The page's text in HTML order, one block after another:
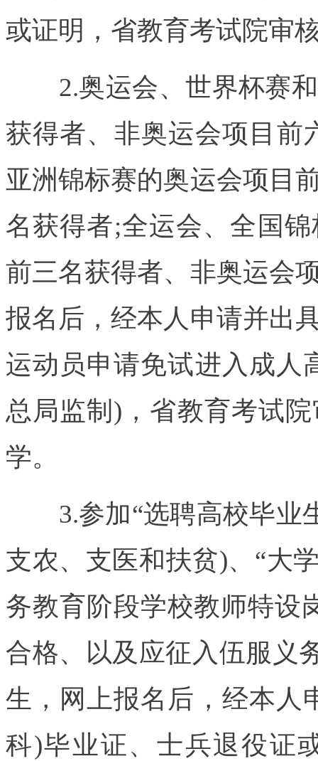
或证明，省教育考试院审
2.奥运会、世界杯赛和
获得者、非奥运会项目前
亚洲锦标赛的奥运会项目
名获得者;全运会、全国
前三名获得者、非奥运会
报名后，经本人申请并出
运动员申请免试进入成人
总局监制)，省教育考试
学。
3.参加“选聘高校毕业生
支农、支医和扶贫)、“大
务教育阶段学校教师特设
合格、以及应征入伍服义
生，网上报名后，经本人
科)毕业证、士兵退役证